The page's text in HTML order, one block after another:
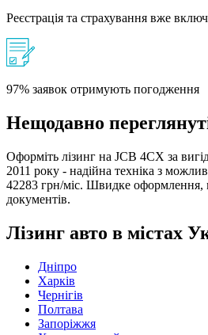
Реєстрація та страхування вже
97% заявок отримують погодження
Нещодавно
Оформіть лізинг на JCB 4CX за
2011 року - надійна техніка з
42283 грн/міс. Швидке оформлення,
документів.
Лізинг авто в містах
Дніпро
Харків
Чернігів
Полтава
Запоріжжя